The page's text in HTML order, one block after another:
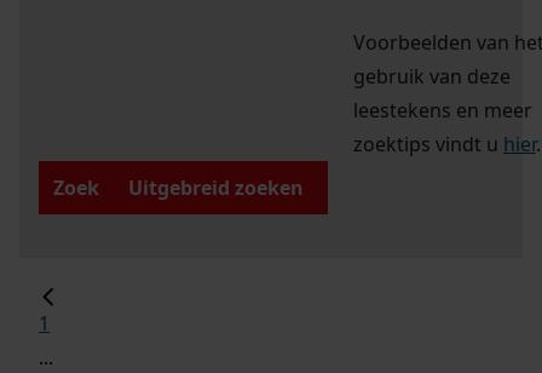
Voorbeelden van
gebruik van deze
leestekens en meer
zoektips vindt u hier.
Zoek
Uitgebreid zoeken
1
...